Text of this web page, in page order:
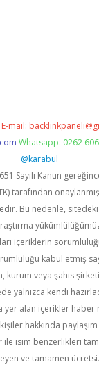
E-mail:
Whatsapp: 0262
@karabul
Sayılı Kanun
tarafından onaylanmış
Bu nedenle,
içeriklerin
kabul etmiş
veya şahıs
yalnızca kendi
yer alan içerikler haber
hakkında
ile isim benzerlikleri
ve tamamen